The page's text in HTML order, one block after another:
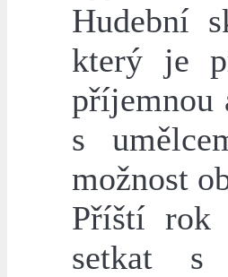
Hudební
který je
příjemnou
s
možnost
Příští rok
setkat s